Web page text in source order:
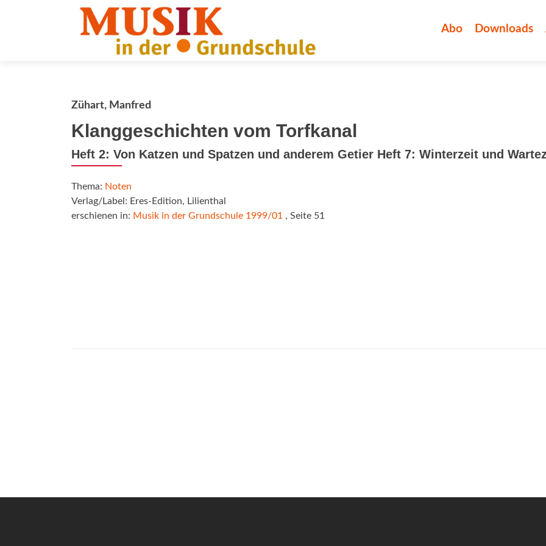
Abo Downloads
Zühart, Manfred
Klanggeschichten vom Torfkanal
Heft 2: Von Katzen und Spatzen und anderem Getier Heft 7: Winterzeit und
Thema: Noten
Verlag/Label: Eres-Edition, Lilienthal
erschienen in: Musik in der Grundschule 1999/01 , Seite 51